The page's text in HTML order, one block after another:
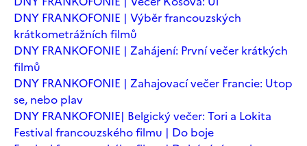
DNY FRANKOFONIE | Výběr francouzských
krátkometrážních filmů
DNY FRANKOFONIE | Zahájení: První večer krátkých
filmů
DNY FRANKOFONIE | Zahajovací večer Francie: Utop
se, nebo plav
DNY FRANKOFONIE| Belgický večer: Tori a Lokita
Festival francouzského filmu | Do boje